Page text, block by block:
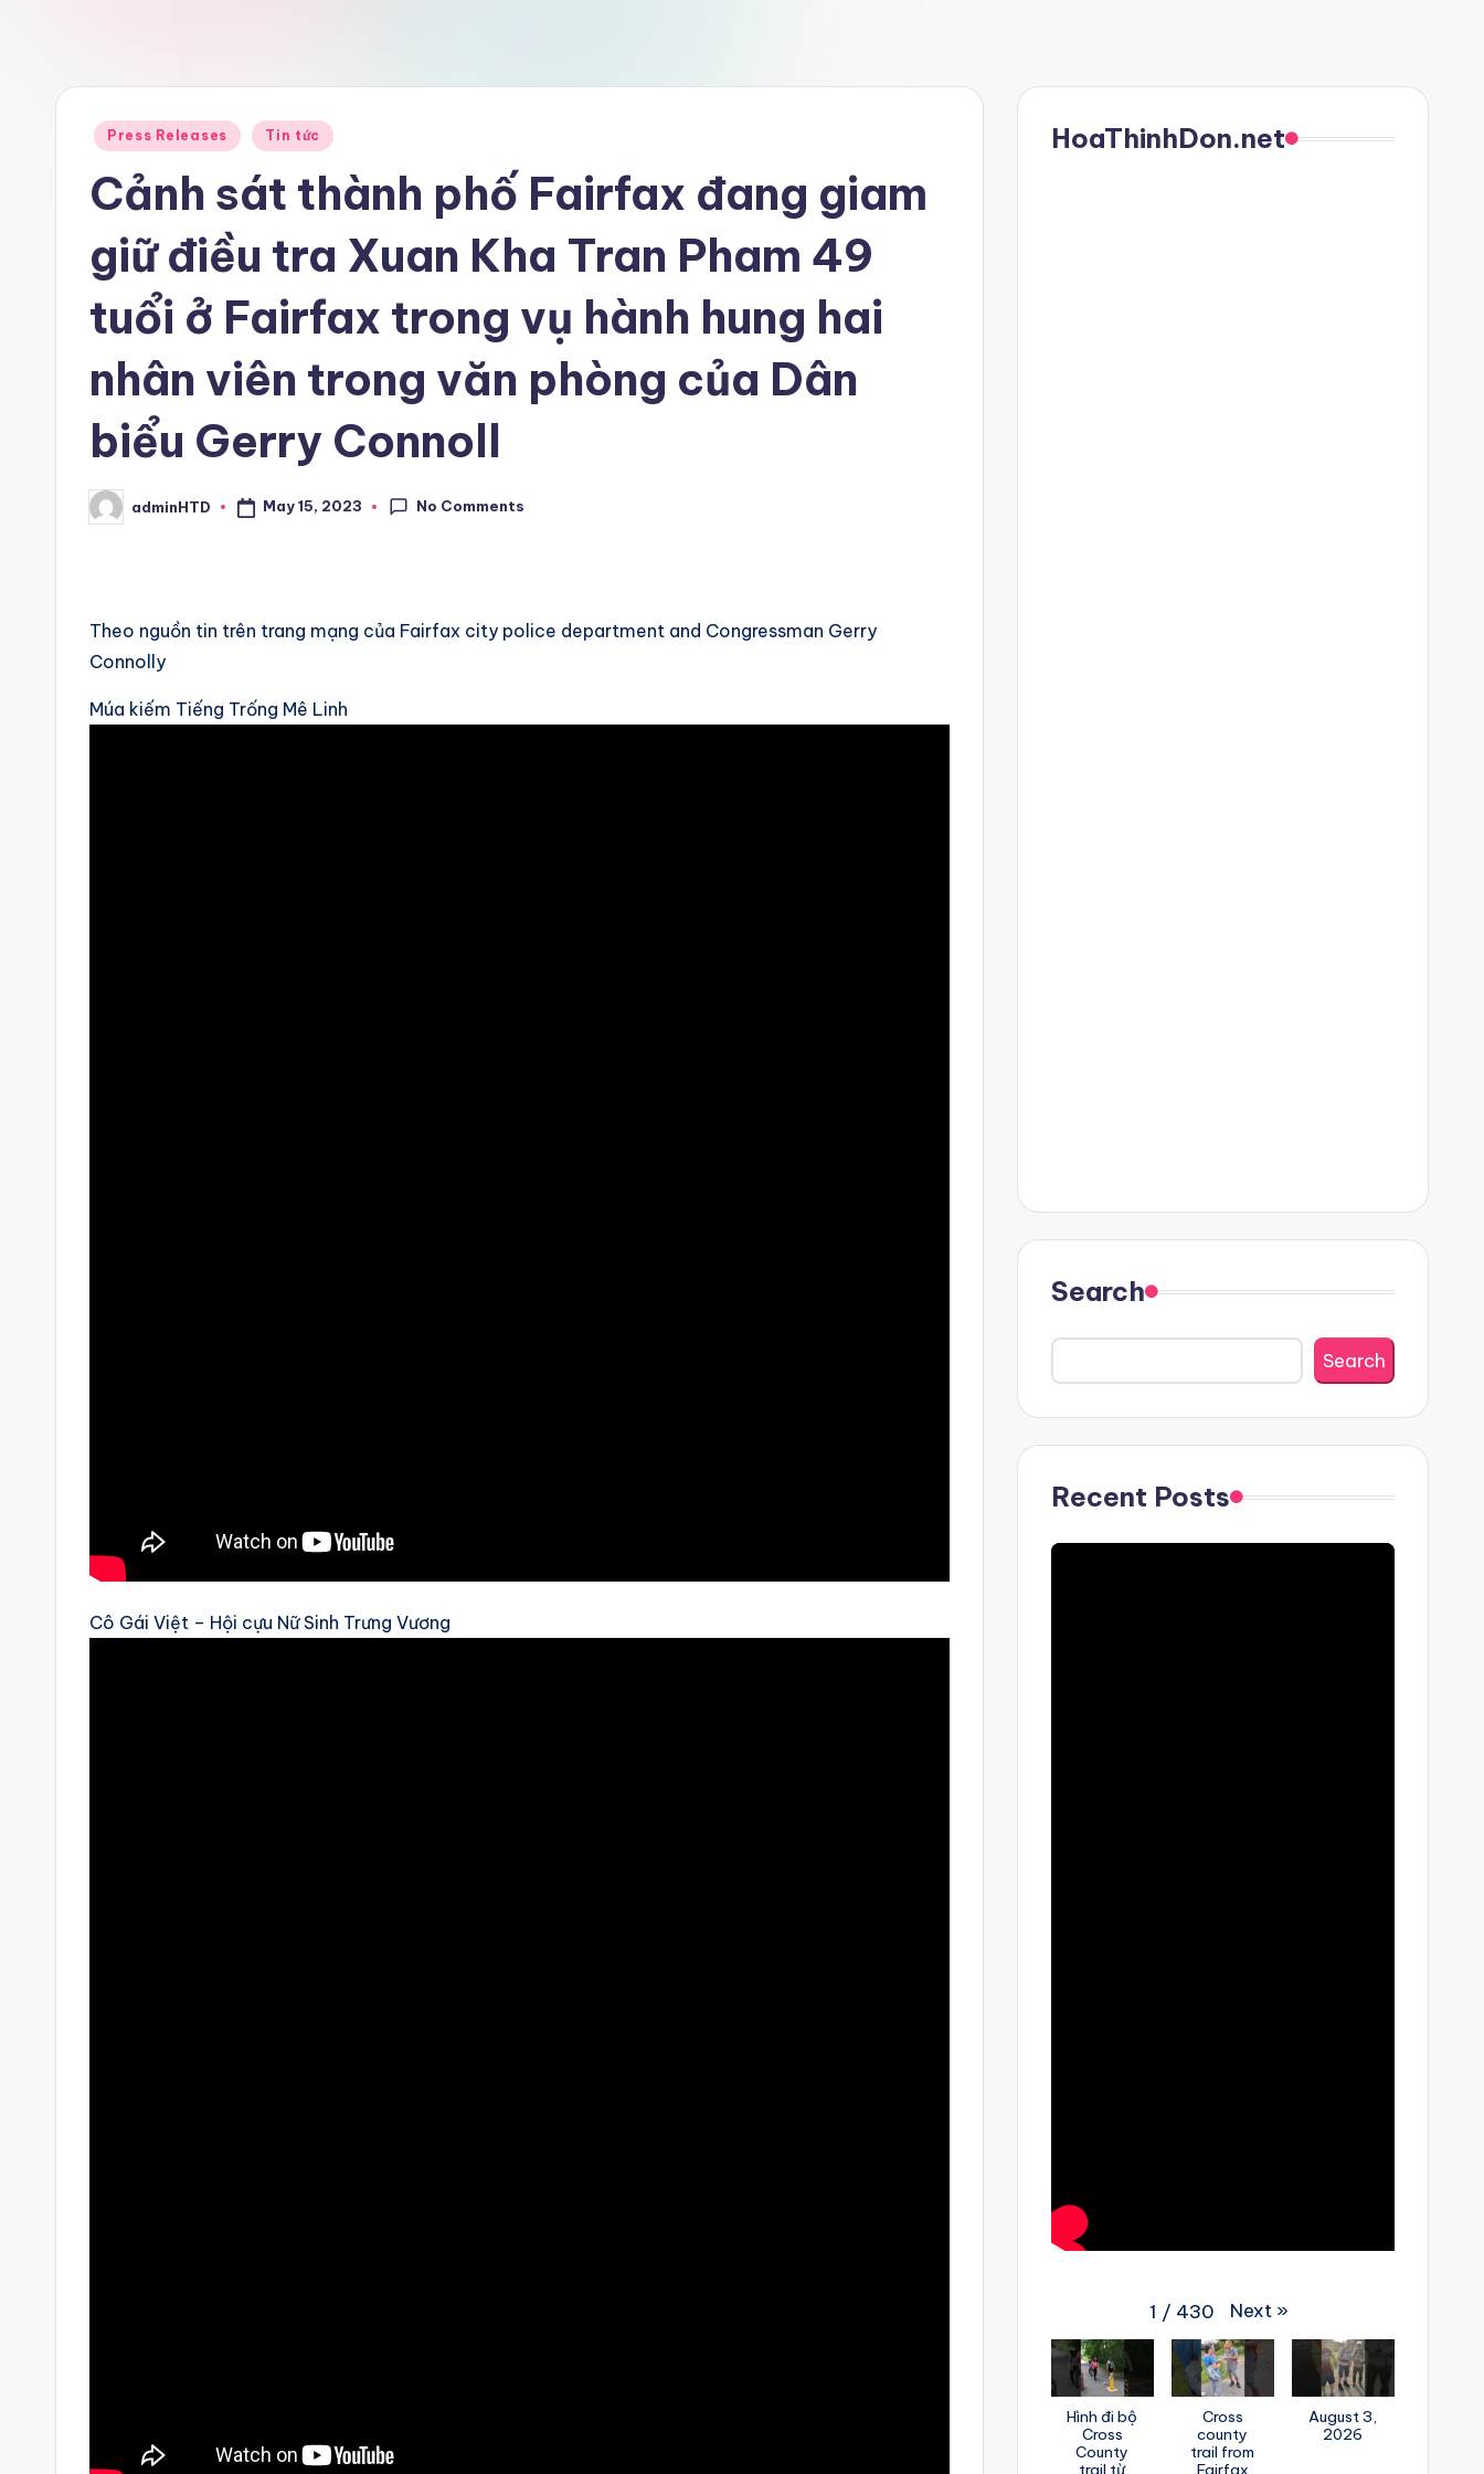
Posted
Press Releases Tin tức
Cảnh sát thành phố Fairfax đang giam
giữ điều tra Xuan Kha Tran Pham 49
tuổi ở Fairfax trong vụ hành hung hai
nhân viên trong văn phòng của Dân
biểu Gerry Connoll
Posted
by
adminHTD May 15, 2023 No Comments
Theo nguồn tin trên trang mạng của Fairfax city police department and Congressman Gerry
Connolly
Múa kiếm Tiếng Trống Mê Linh
Cô Gái Việt – Hội cựu Nữ Sinh Trưng Vương
HoaThinhDon.net
Search
Search
Recent Posts
1 / 430 Next »
Hình đi bộ
Cross
County
trail từ
Cross
county
trail from
Fairfax
August 3,
2026